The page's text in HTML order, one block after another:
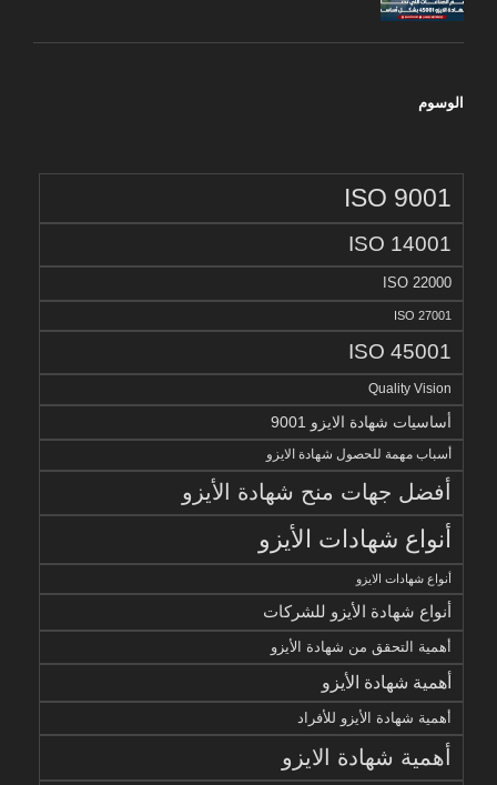
الوسوم
ISO 9001
ISO 14001
ISO 22000
ISO 27001
ISO 45001
Quality Vision
أساسيات شهادة الايزو 9001
أسباب مهمة للحصول شهادة الايزو
أفضل جهات منح شهادة الأيزو
أنواع شهادات الأيزو
أنواع شهادات الايزو
أنواع شهادة الأيزو للشركات
أهمية التحقق من شهادة الأيزو
أهمية شهادة الأيزو
أهمية شهادة الأيزو للأفراد
أهمية شهادة الايزو